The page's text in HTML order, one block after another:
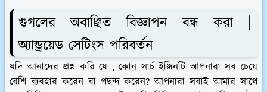
গুগলের অবাঞ্ছিত বিজ্ঞাপন বন্ধ করা |
অ্যান্ড্রয়েড সেটিংস পরিবর্তন
যদি আনাদের প্রশ্ন করি যে , কোন সার্চ ইঞ্জিনটি আপনারা সব চেয়ে
বেশি ব্যবহার করেন বা পছন্দ করেন? আপনারা সবাই আমার সাথে